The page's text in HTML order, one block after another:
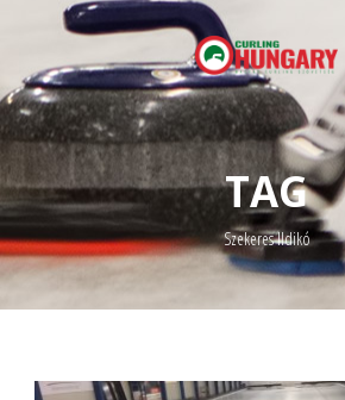
TAG
Szekeres Ildikó